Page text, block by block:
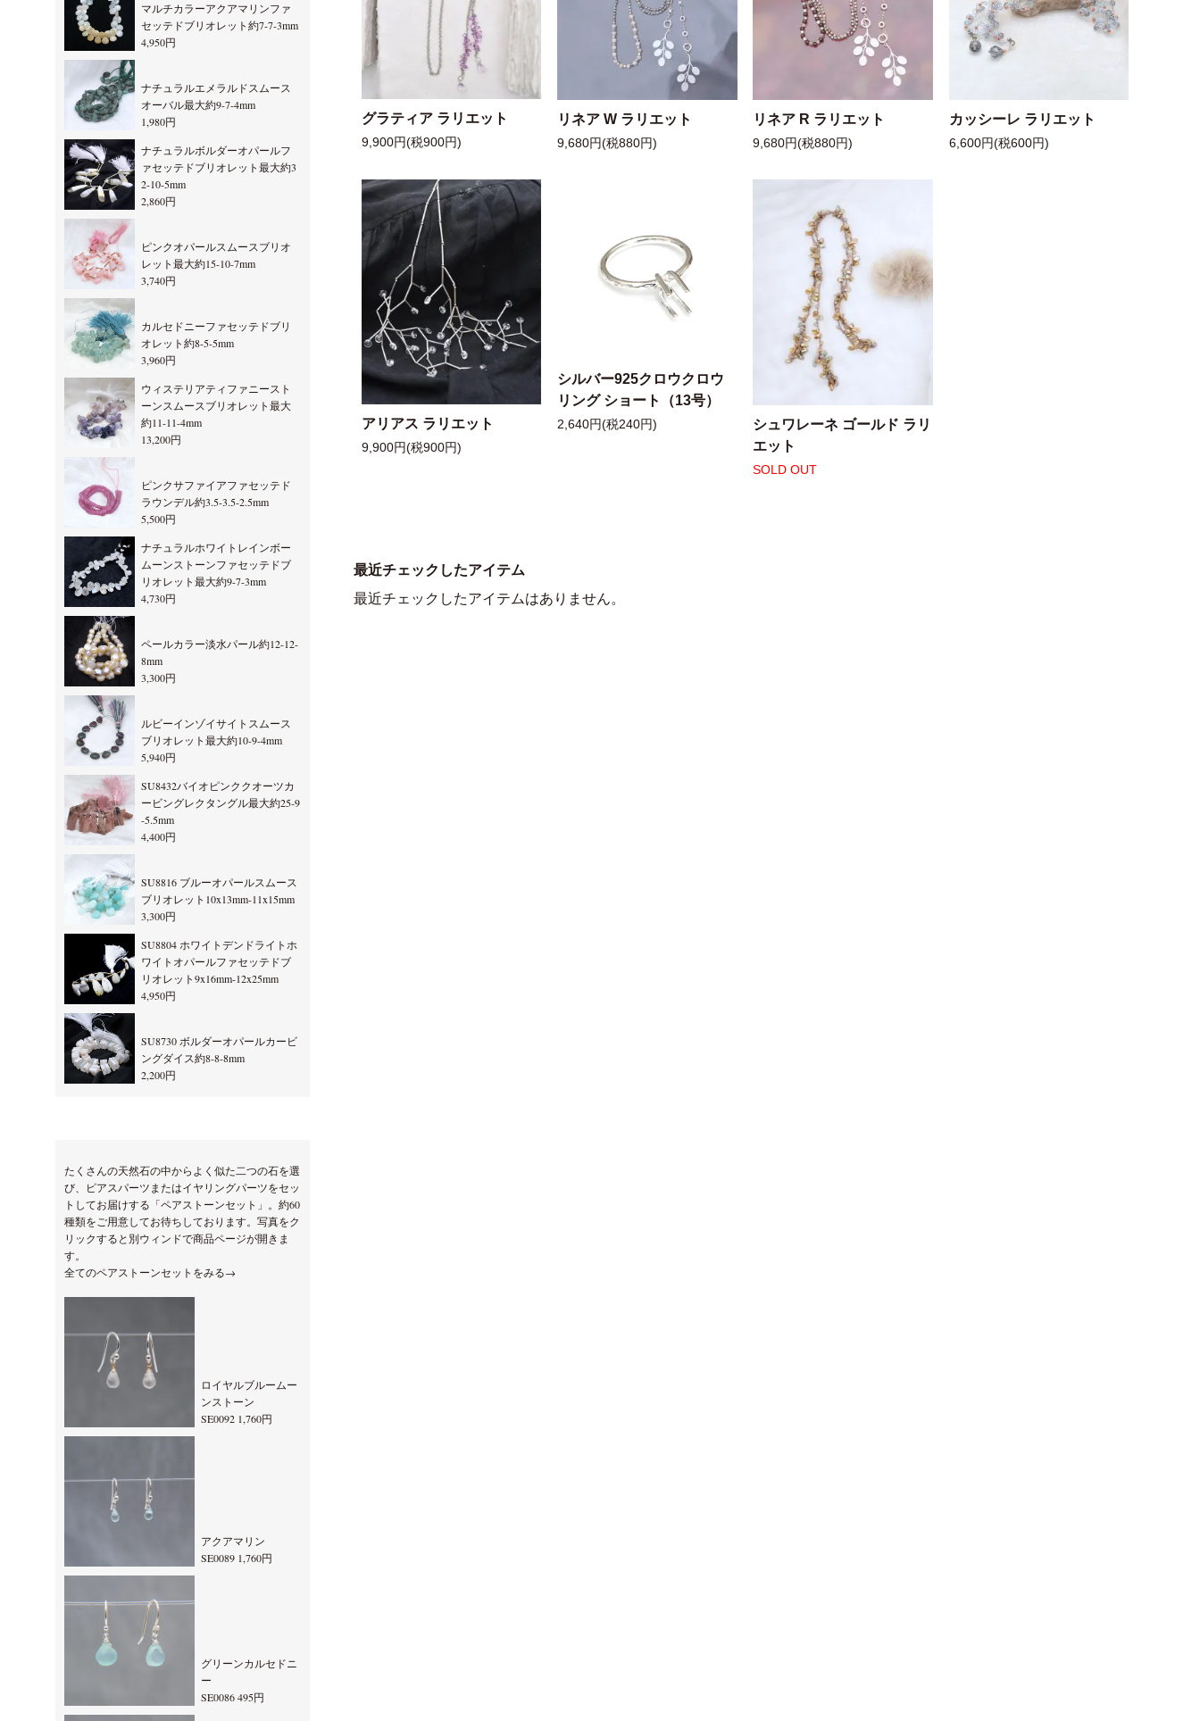
グラティア ラリエット
9,900円(税900円)
リネア W ラリエット
9,680円(税880円)
リネア R ラリエット
9,680円(税880円)
カッシーレ ラリエット
6,600円(税600円)
アリアス ラリエット
9,900円(税900円)
シルバー925クロウクロウ
リング ショート（13号）
2,640円(税240円)
シュワレーネ ゴールド ラリ
エット
SOLD OUT
最近チェックしたアイテム
最近チェックしたアイテムはありません。
マルチカラーアクアマリンファ
セッテドブリオレット約7-7-3mm
4,950円
ナチュラルエメラルドスムース
オーバル最大約9-7-4mm
1,980円
ナチュラルボルダーオパールフ
ァセッテドブリオレット最大約3
2-10-5mm
2,860円
ピンクオパールスムースブリオ
レット最大約15-10-7mm
3,740円
カルセドニーファセッテドブリ
オレット約8-5-5mm
3,960円
ウィステリアティファニースト
ーンスムースブリオレット最大
約11-11-4mm
13,200円
ピンクサファイアファセッテド
ラウンデル約3.5-3.5-2.5mm
5,500円
ナチュラルホワイトレインボー
ムーンストーンファセッテドブ
リオレット最大約9-7-3mm
4,730円
ペールカラー淡水パール約12-12-
8mm
3,300円
ルビーインゾイサイトスムース
ブリオレット最大約10-9-4mm
5,940円
SU8432バイオピンククオーツカ
ービングレクタングル最大約25-9
-5.5mm
4,400円
SU8816 ブルーオパールスムース
ブリオレット10x13mm-11x15mm
3,300円
SU8804 ホワイトデンドライトホ
ワイトオパールファセッテドブ
リオレット9x16mm-12x25mm
4,950円
SU8730 ボルダーオパールカービ
ングダイス約8-8-8mm
2,200円
たくさんの天然石の中からよく似た二つの石を選
び、ピアスパーツまたはイヤリングパーツをセッ
トしてお届けする「ペアストーンセット」。約60
種類をご用意してお待ちしております。写真をク
リックすると別ウィンドで商品ページが開きま
す。
全てのペアストーンセットをみる→
ロイヤルブルームー
ンストーン
SE0092 1,760円
アクアマリン
SE0089 1,760円
グリーンカルセドニ
ー
SE0086 495円